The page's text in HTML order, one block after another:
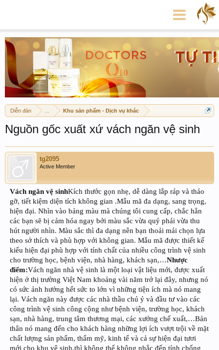
Diễn đàn Khu sản phẩm - Dịch vụ khác
Nguồn gốc xuất xứ vách ngăn vệ sinh
tg2095
Active Member
Vách ngăn vệ sinhKích thước gọn nhẹ, dễ dàng lắp ráp và tháo
gỡ, tiết kiệm diện tích không gian .Mẫu mã đa dạng, sang trọng,
hiện đại. Nhìn vào bảng màu mà chúng tôi cung cấp, chắc hẳn
các bạn sẽ bị cảm hóa ngay bởi màu sắc vừa quý phái vừa thu
hút người nhìn. Màu sắc thì đa dạng nên bạn thoải mái chọn lựa
theo sở thích và phù hợp với không gian. Mẫu mã được thiết kế
kiểu hiện đại phù hợp với tính chất của nhiều công trình vệ sinh
cho trường học, bệnh viện, nhà hàng, khách sạn,…Nhược
điểm:Vách ngăn nhà vệ sinh là một loại vật liệu mới, được xuất
hiện ở thị trường Việt Nam khoảng vài năm trở lại đây, nhưng nó
có sức ảnh hưởng hết sức to lớn vì những tiện ích mà nó mang
lại. Vách ngăn này được các nhà thầu chú ý và đầu tư vào các
công trình vệ sinh công cộng như bệnh viện, trường học, khách
sạn, nhà hàng, trung tâm thương mại, các xưởng chế xuất,…Bản
thân nó mang đến cho khách hàng những lợi ích vượt trội về mặt
chất lượng sản phẩm, thẩm mỹ, kinh tế và cả sự hiện đại tươi
mới cho khu vệ sinh.thì không thể không nhắc đến tính chống